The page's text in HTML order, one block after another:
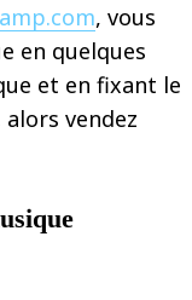
, vous
en quelques
et en fixant le
vendez